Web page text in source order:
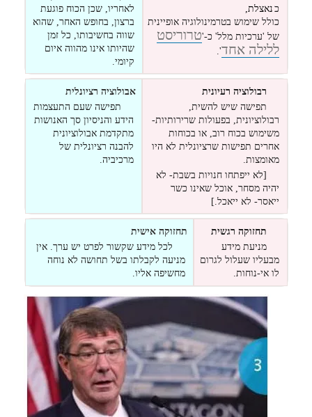
כנאצלת,
כולל שימוש בטרמינולוגיה אופיינית
של 'ערכיות מלל' כ-'טרוריסט
ללילה אחד'.
לאחריו, שכן הכוח פוגעת
ברצון, בחופש האחר, שהוא
שווה בחשיבותו, כל זמן
שהיותו אינו מהווה איום
קיומי.
רבולוציה רעיונית
תפישה שיש להשית,
רבולוציונית, בפעולות שרירותיות-
משימוש בכוח רוב, או בכוחות
אחרים תפישות שרציונלית לא היו
מאומצות.
[לא ייפתחו חנויות בשבת- לא
יהיה מסחר, אוכל שאינו כשר
ייאסר- לא ייאכל.]
אבולוציה רציונלית
תפישה שעם התעצמות
הידע והניסיון סך האנושות
מתקדמת אבולוציונית
להבנה רציונלית של
מרכיביה.
תחזוקה רגשית
מניעת מידע
מבעליו שעלול לגרום
לו אי-נוחות.
תחזוקה אישית
לכל מידע שקשור לפרט יש ערך. אין
מניעה לקבלתו בשל תחושה לא נוחה
מחשיפה אליו.